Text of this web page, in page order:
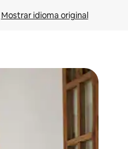
Mostrar idioma original